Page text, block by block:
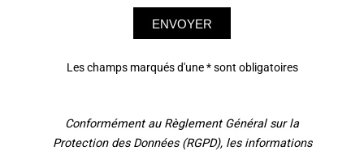
ENVOYER
Les champs marqués d'une * sont obligatoires
Conformément au Règlement Général sur la
Protection des Données (RGPD), les informations